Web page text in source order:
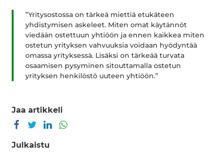
”Yritysostossa on tärkeä miettiä etukäteen
yhdistymisen askeleet. Miten omat käytännöt
viedään ostettuun yhtiöön ja ennen kaikkea miten
ostetun yrityksen vahvuuksia voidaan hyödyntää
omassa yrityksessä. Lisäksi on tärkeää turvata
osaamisen pysyminen sitouttamalla ostetun
yrityksen henkilöstö uuteen yhtiöön.”
Jaa artikkeli
Jaa Facebookissa
Jaa TwitterissäJaa LinkedInissä
Julkaistu